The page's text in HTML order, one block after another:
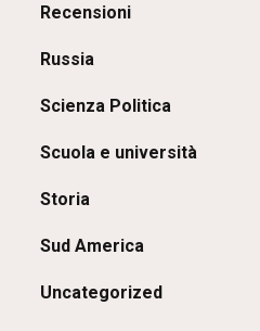
Recensioni
Russia
Scienza Politica
Scuola e università
Storia
Sud America
Uncategorized